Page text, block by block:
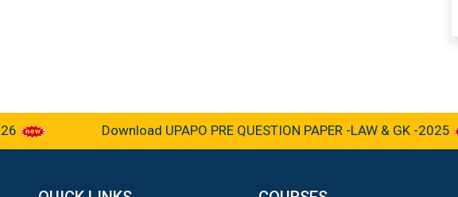
Download UPAPO PRE QUESTION PAPER -LAW & GK -2025